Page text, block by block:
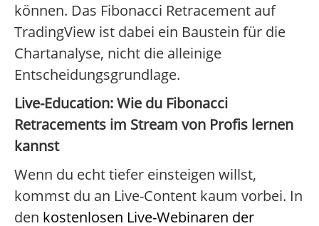
können. Das Fibonacci Retracement auf
TradingView ist dabei ein Baustein für die
Chartanalyse, nicht die alleinige
Entscheidungsgrundlage.
Live-Education: Wie du Fibonacci
Retracements im Stream von Profis lernen
kannst
Wenn du echt tiefer einsteigen willst,
kommst du an Live-Content kaum vorbei. In
den kostenlosen Live-Webinaren der